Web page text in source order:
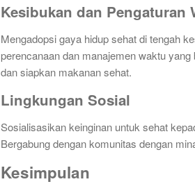
Kesibukan dan Pengaturan
Mengadopsi gaya hidup sehat di tengah
perencanaan dan manajemen waktu
dan siapkan makanan sehat.
Lingkungan Sosial
Sosialisasikan keinginan untuk sehat
Bergabung dengan komunitas dengan
Kesimpulan